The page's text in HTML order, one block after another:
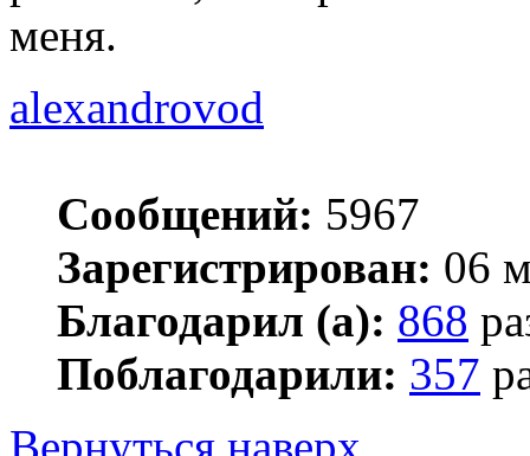
меня.
alexandrovod
Сообщений: 5967
Зарегистрирован: 06
Благодарил (а): 868
Поблагодарили: 357